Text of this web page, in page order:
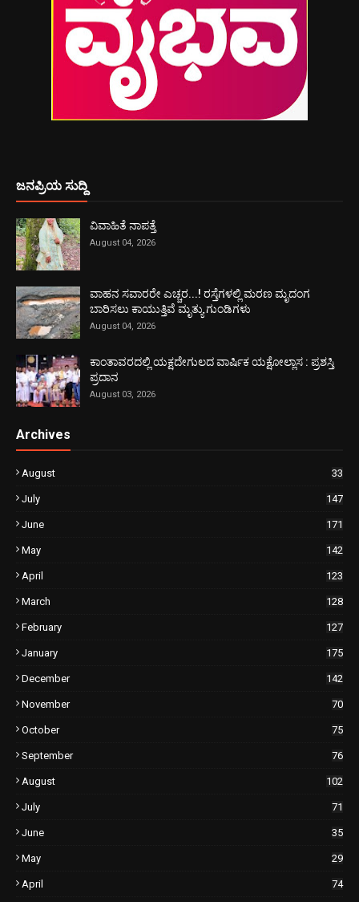
ಜನಪ್ರಿಯ ಸುದ್ದಿ
ವಿವಾಹಿತೆ ನಾಪತ್ತೆ
August 04, 2026
ವಾಹನ ಸವಾರರೇ ಎಚ್ಚರ...! ರಸ್ತೆಗಳಲ್ಲಿ ಮರಣ ಮೃದಂಗ
ಬಾರಿಸಲು ಕಾಯುತ್ತಿವೆ ಮೃತ್ಯು ಗುಂಡಿಗಳು
August 04, 2026
ಕಾಂತಾವರದಲ್ಲಿ ಯಕ್ಷದೇಗುಲದ ವಾರ್ಷಿಕ ಯಕ್ಷೋಲ್ಲಾಸ : ಪ್ರಶಸ್ತಿ
ಪ್ರದಾನ
August 03, 2026
Archives
August 33
July 147
June 171
May 142
April 123
March 128
February 127
January 175
December 142
November 70
October 75
September 76
August 102
July 71
June 35
May 29
April 74